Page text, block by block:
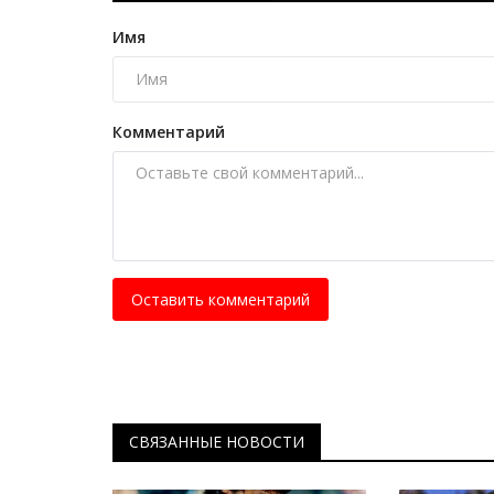
Имя
Комментарий
Оставить комментарий
СВЯЗАННЫЕ НОВОСТИ
сошлись в Counter-Strike c
Призовой фонд – 30 тысяч долларов –
лишь среди профессиональных игроков.